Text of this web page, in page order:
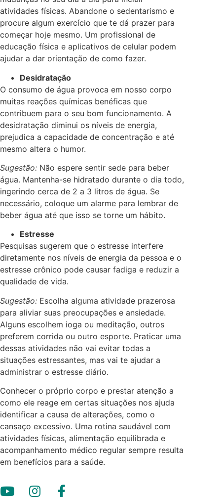
atividades físicas. Abandone o sedentarismo e
procure algum exercício que te dá prazer para
começar hoje mesmo. Um profissional de
educação física e aplicativos de celular podem
ajudar a dar orientação de como fazer.
Desidratação
O consumo de água provoca em nosso corpo
muitas reações químicas benéficas que
contribuem para o seu bom funcionamento. A
desidratação diminui os níveis de energia,
prejudica a capacidade de concentração e até
mesmo altera o humor.
Sugestão: Não espere sentir sede para beber
água. Mantenha-se hidratado durante o dia todo,
ingerindo cerca de 2 a 3 litros de água. Se
necessário, coloque um alarme para lembrar de
beber água até que isso se torne um hábito.
Estresse
Pesquisas sugerem que o estresse interfere
diretamente nos níveis de energia da pessoa e o
estresse crônico pode causar fadiga e reduzir a
qualidade de vida.
Sugestão: Escolha alguma atividade prazerosa
para aliviar suas preocupações e ansiedade.
Alguns escolhem ioga ou meditação, outros
preferem corrida ou outro esporte. Praticar uma
dessas atividades não vai evitar todas a
situações estressantes, mas vai te ajudar a
administrar o estresse diário.
Conhecer o próprio corpo e prestar atenção a
como ele reage em certas situações nos ajuda
identificar a causa de alterações, como o
cansaço excessivo. Uma rotina saudável com
atividades físicas, alimentação equilibrada e
acompanhamento médico regular sempre resulta
em benefícios para a saúde.